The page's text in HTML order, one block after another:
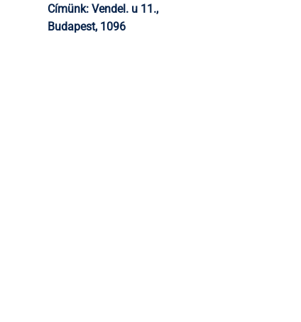
Címünk: Vendel. u 11.,
Budapest, 1096